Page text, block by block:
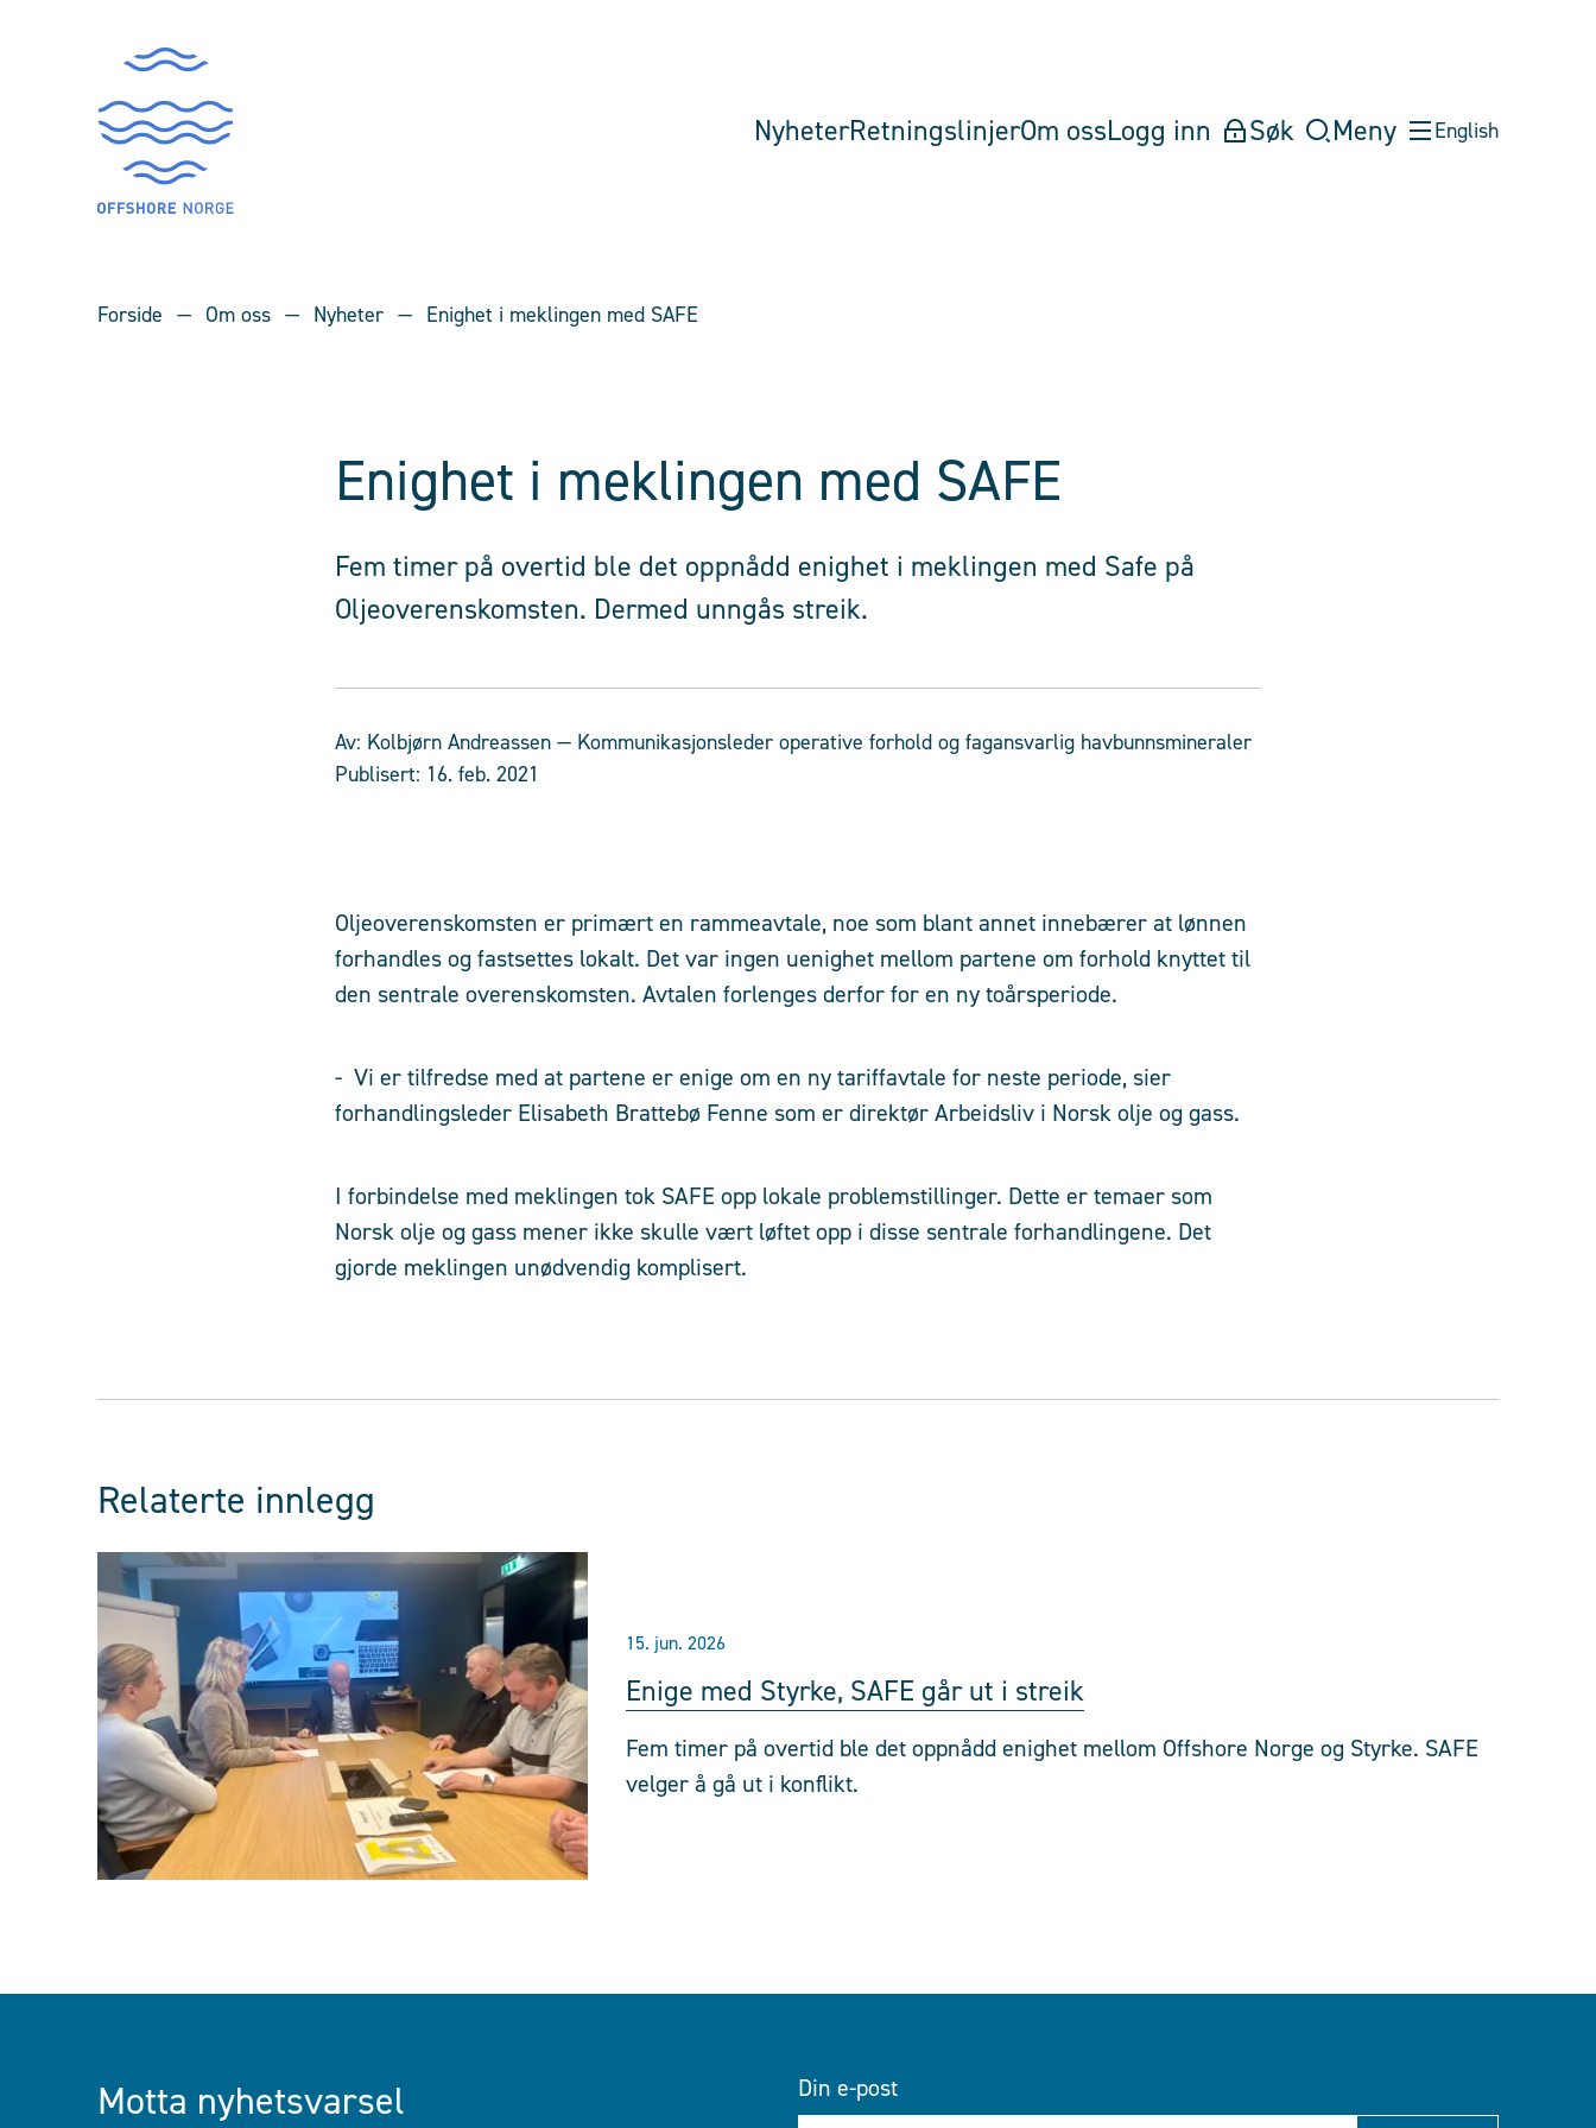
NyheterRetningslinjerOm ossLogg inn Søk Meny English
Forside Om oss Nyheter Enighet i meklingen med SAFE
Enighet i meklingen med SAFE
Fem timer på overtid ble det oppnådd enighet i meklingen med Safe på
Oljeoverenskomsten. Dermed unngås streik.
Av: Kolbjørn Andreassen — Kommunikasjonsleder operative forhold og fagansvarlig havbunnsmineraler
Publisert: 16. feb. 2021
Oljeoverenskomsten er primært en rammeavtale, noe som blant annet innebærer at lønnen
forhandles og fastsettes lokalt. Det var ingen uenighet mellom partene om forhold knyttet til
den sentrale overenskomsten. Avtalen forlenges derfor for en ny toårsperiode.
- Vi er tilfredse med at partene er enige om en ny tariffavtale for neste periode, sier
forhandlingsleder Elisabeth Brattebø Fenne som er direktør Arbeidsliv i Norsk olje og gass.
I forbindelse med meklingen tok SAFE opp lokale problemstillinger. Dette er temaer som
Norsk olje og gass mener ikke skulle vært løftet opp i disse sentrale forhandlingene. Det
gjorde meklingen unødvendig komplisert.
Relaterte innlegg
15. jun. 2026
Enige med Styrke, SAFE går ut i streik
Fem timer på overtid ble det oppnådd enighet mellom Offshore Norge og Styrke. SAFE
velger å gå ut i konflikt.
Motta nyhetsvarsel Din e-post